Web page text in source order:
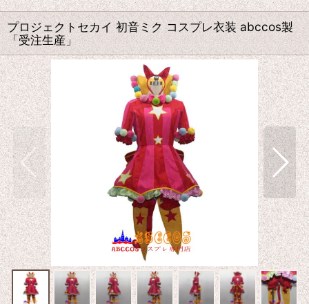
プロジェクトセカイ 初音ミク コスプレ衣装 abccos製
「受注生産」